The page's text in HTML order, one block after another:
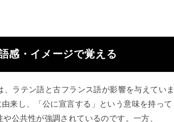
・イメージで覚える
ラテン語と古フランス語が影響を与えていま
来し、「公に宣言する」という意味を持って
公共性が強調されているのです。一方、